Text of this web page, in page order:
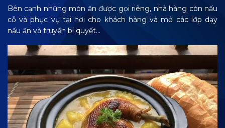
Bên cạnh những món ăn được gọi riêng, nhà hàng còn nấu
cỗ và phục vụ tại nơi cho khách hàng và mở các lớp dạy
nấu ăn và truyền bí quyết…